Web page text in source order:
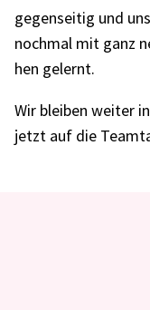
gegen­sei­tig und
noch­mal mit ganz
hen gelernt.
Wir blei­ben weiter
jetzt auf die